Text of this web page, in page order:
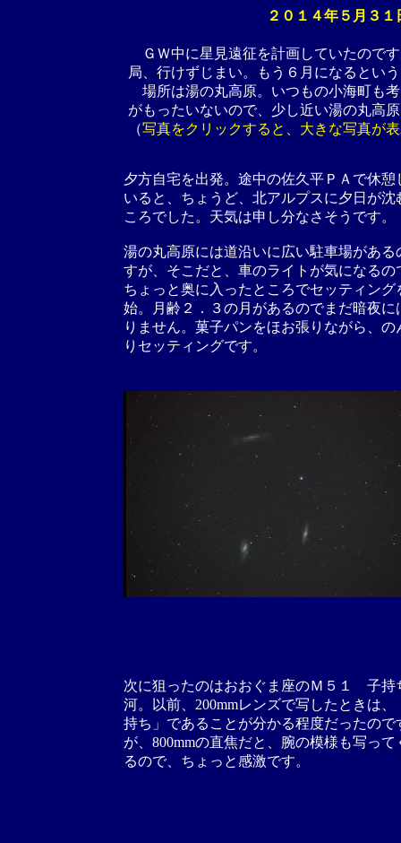
２０１４年５月
ＧＷ中に星見遠征を計画していたので
局、行けずじまい。もう６月になるとい
場所は湯の丸高原。いつもの小海町も
がもったいないので、少し近い湯の丸高
（写真をクリックすると、大きな写真が
夕方自宅を出発。途中の佐久平ＰＡで休憩
いると、ちょうど、北アルプスに夕日が沈
ころでした。天気は申し分なさそうです。
湯の丸高原には道沿いに広い駐車場がある
すが、そこだと、車のライトが気になるの
ちょっと奥に入ったところでセッティング
始。月齢２．３の月があるのでまだ暗夜に
りません。菓子パンをほお張りながら、の
りセッティングです。
次に狙ったのはおおぐま座のＭ５１ 子持
河。以前、200mmレンズで写したときは、
持ち」であることが分かる程度だったので
が、800mmの直焦だと、腕の模様も写って
るので、ちょっと感激です。